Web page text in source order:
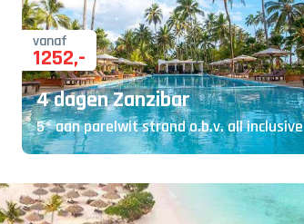
vanaf
1252,-
4 dagen Zanzibar
5* aan parelwit strand o.b.v. all inclusive